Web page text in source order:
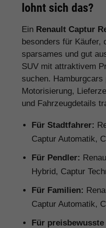
lohnt sich das?
Ein Renault Captur
besonders für Käufer,
sparsames und gut
SUV mit attraktivem
suchen. Hamburgcars
Motorisierung,
und Fahrzeugdetails
Für Stadtfahrer:
Captur Automatik,
Für Pendler:
Hybrid, Captur
Für Familien:
Captur Automatik,
Für preisbewusste